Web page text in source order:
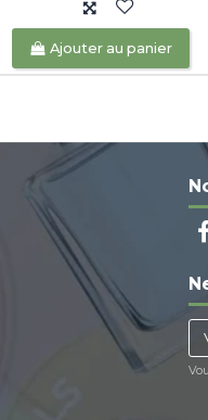
Ajouter au panier